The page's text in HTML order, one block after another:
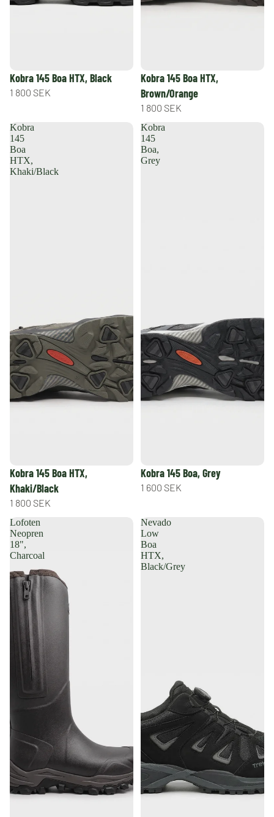
Kobra 145 Boa HTX, Black
1 800 SEK
Kobra 145 Boa HTX,
Brown/Orange
1 800 SEK
Kobra
145
Boa
HTX,
Khaki/Black
Kobra 145 Boa HTX,
Khaki/Black
1 800 SEK
Kobra
145
Boa,
Grey
Kobra 145 Boa, Grey
1 600 SEK
Lofoten
Neopren
18",
Charcoal
Nevado
Low
Boa
HTX,
Black/Grey